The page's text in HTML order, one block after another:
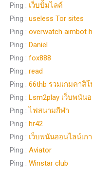
Ping : เว็บปั้มไลค์
Ping : useless Tor sites
Ping : overwatch aimbot
Ping : Daniel
Ping : fox888
Ping : read
Ping : 66thb รวมเกมคาสิ
Ping : Lsm2play เว็บพนัน
Ping : ไฟสนามกีฬา
Ping : hr42
Ping : เว็บพนันออนไลน์เก
Ping : Aviator
Ping : Winstar club